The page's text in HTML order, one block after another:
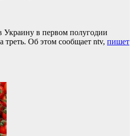
Украину в первом полугодии
треть. Об этом сообщает ntv, пишет